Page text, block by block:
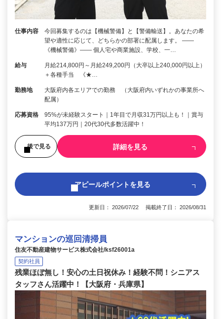
仕事内容
今回募集するのは【機械警備】と【警備輸送】。あなたの希
望や適性に応じて、どちらかの部署に配属します。 ――
《機械警備》―― 個人宅や商業施設、学校、一…
給与
月給214,800円～月給249,200円（大卒以上240,000円以上）
＋各種手当 《★…
勤務地
大阪府内各エリアでの勤務 （大阪府内いずれかの事業所へ
配属）
応募資格
95%が未経験スタート｜1年目で月収31万円以上も！｜賞与
平均137万円｜20代30代多数活躍中！
後で見る 詳細を見る
アピールポイントを見る
更新日： 2026/07/22 掲載終了日： 2026/08/31
マンションの巡回清掃員
住友不動産建物サービス株式会社/ksf26001a
契約社員
残業ほぼ無し！安心の土日祝休み！経験不問！シニアス
タッフさん活躍中！【大阪府・兵庫県】